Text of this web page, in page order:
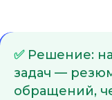
✅ Решение:
задач —
обращений,